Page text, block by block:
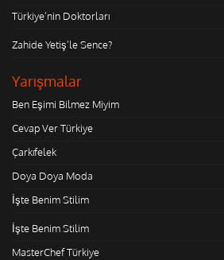
Türkiye'nin Doktorları
Zahide Yetiş'le Sence?
Yarışmalar
Ben Eşimi Bilmez Miyim
Cevap Ver Türkiye
Çarkıfelek
Doya Doya Moda
İşte Benim Stilim
İşte Benim Stilim
MasterChef Türkiye